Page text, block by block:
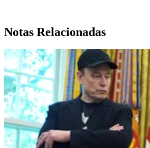
Notas Relacionadas